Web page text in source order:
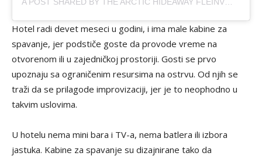
Hotel radi devet meseci u godini, i ima male kabine za
spavanje, jer podstiče goste da provode vreme na
otvorenom ili u zajedničkoj prostoriji. Gosti se prvo
upoznaju sa ograničenim resursima na ostrvu. Od njih se
traži da se prilagode improvizaciji, jer je to neophodno u
takvim uslovima.
U hotelu nema mini bara i TV-a, nema batlera ili izbora
jastuka. Kabine za spavanje su dizajnirane tako da